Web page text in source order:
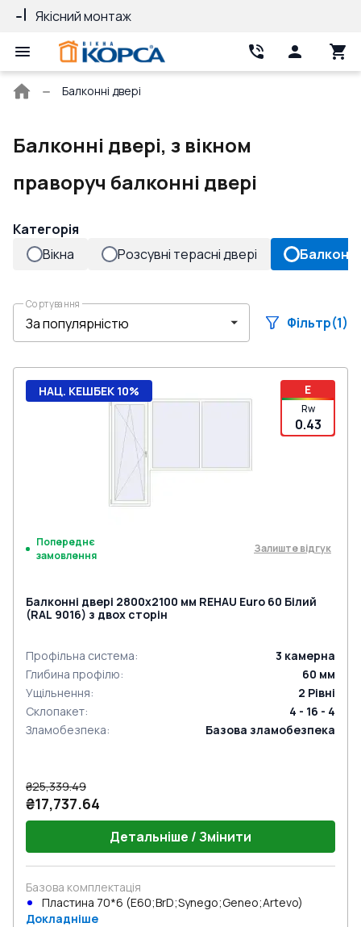
монтаж
Головна
Балконні двері
Балконні двері, з вікном
праворуч балконні двері
Категорія
Вікна
Розсувні терасні двері
Сортування
Фільтр(1)
E
Rw
0.43
НАЦ. КЕШБЕК 10%
Попереднє
замовлення
Залиште відгук
Балконні двері 2800x2100 мм REHAU Euro 60 Білий
(RAL 9016) з двох сторін
Профільна система: 3 камерна
Глибина профілю: 60 мм
Ущільнення: 2 Рівні
Склопакет:
4 - 16 - 4
Зламобезпека: Базова зламобезпека
₴25,339.49
₴17,737.64
Детальніше / Змінити
Базова комплектація
Пластина 70*6 (E60;BrD;Synego;Geneo;Artevo)
Докладніше